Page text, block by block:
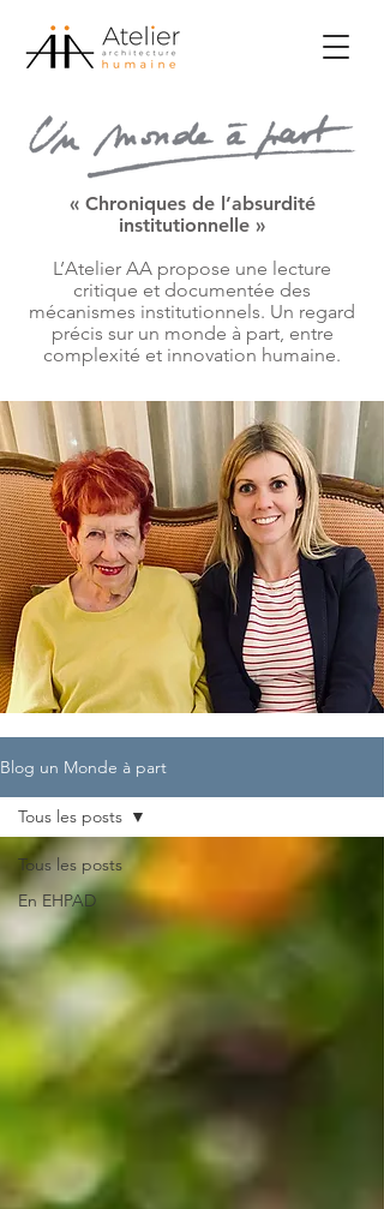
« Chroniques de l’absurdité
institutionnelle »
L’Atelier AA propose une lecture
critique et documentée des
mécanismes institutionnels. Un regard
précis sur un monde à part, entre
complexité et innovation humaine.
Blog un Monde à part
Tous les posts
En EHPAD
Tous les posts